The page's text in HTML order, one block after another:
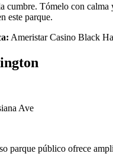
cumbre. Tómelo con
este parque.
Ameristar Casino Black
Ave
parque público ofrece